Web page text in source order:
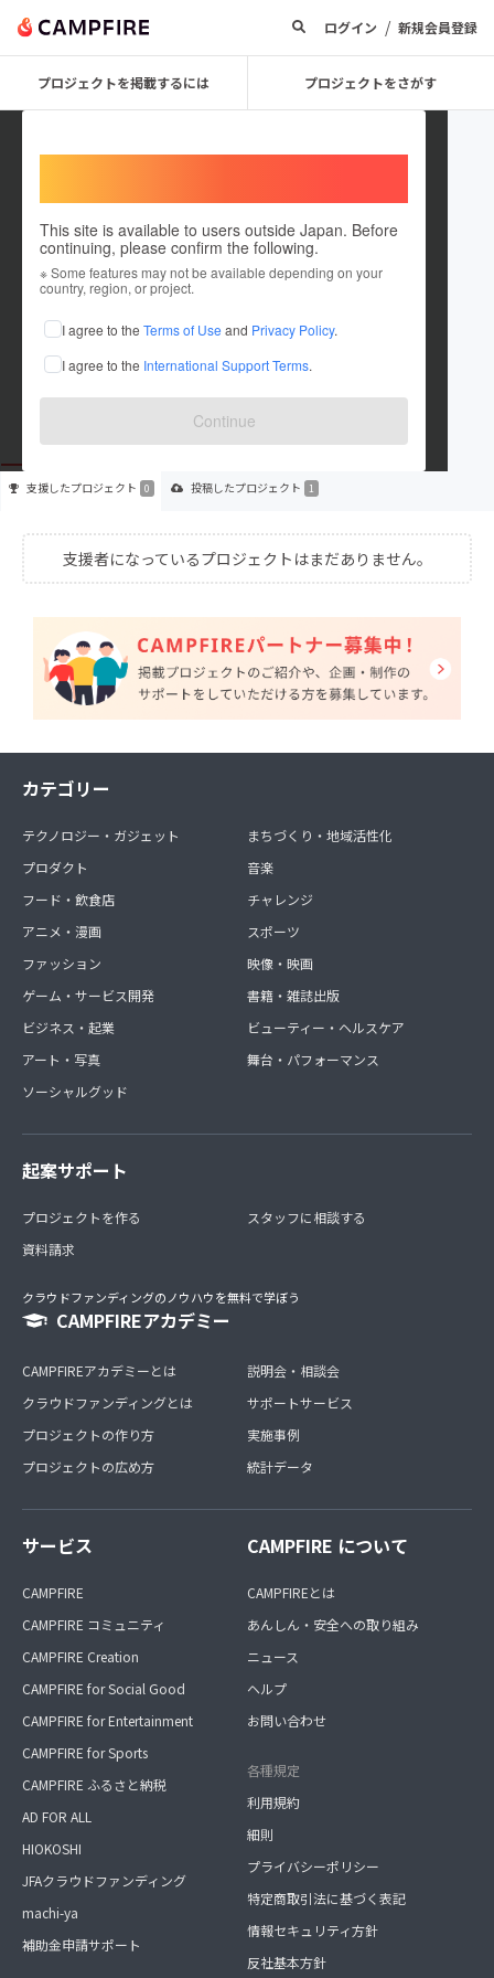
ログイン / 新規会員登録
プロジェクトを掲載するには プロジェクトをさがす
This site is available to users outside Japan. Before
continuing, please confirm the following.
※ Some features may not be available depending on your
country, region, or project.
I agree to the Terms of Use and Privacy Policy.
I agree to the International Support Terms.
Continue
TK corporation
これまでに1件のプロジェクトを投稿しています
在住国：未設定
出身国：未設定
支援したプロジェクト 0 投稿したプロジェクト 1
支援者になっているプロジェクトはまだありません。
カテゴリー
テクノロジー・ガジェット
プロダクト
フード・飲食店
アニメ・漫画
ファッション
ゲーム・サービス開発
ビジネス・起業
アート・写真
ソーシャルグッド
まちづくり・地域活性化
音楽
チャレンジ
スポーツ
映像・映画
書籍・雑誌出版
ビューティー・ヘルスケア
舞台・パフォーマンス
起案サポート
プロジェクトを作る
資料請求
スタッフに相談する
クラウドファンディングのノウハウを無料で学ぼう
CAMPFIREアカデミー
CAMPFIREアカデミーとは
クラウドファンディングとは
プロジェクトの作り方
プロジェクトの広め方
説明会・相談会
サポートサービス
実施事例
統計データ
サービス
CAMPFIRE
CAMPFIRE コミュニティ
CAMPFIRE Creation
CAMPFIRE for Social Good
CAMPFIRE for Entertainment
CAMPFIRE for Sports
CAMPFIRE ふるさと納税
AD FOR ALL
HIOKOSHI
JFAクラウドファンディング
machi-ya
補助金申請サポート
CAMPFIRE について
CAMPFIREとは
あんしん・安全への取り組み
ニュース
ヘルプ
お問い合わせ
各種規定
利用規約
細則
プライバシーポリシー
特定商取引法に基づく表記
情報セキュリティ方針
反社基本方針